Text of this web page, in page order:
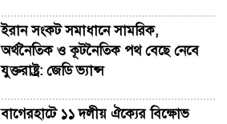
ইরান সংকট সমাধানে সামরিক,
অর্থনৈতিক ও কূটনৈতিক পথ বেছে নেবে
যুক্তরাষ্ট্র: জেডি ভ্যান্স
বাগেরহাটে ১১ দলীয় ঐক্যের বিক্ষোভ